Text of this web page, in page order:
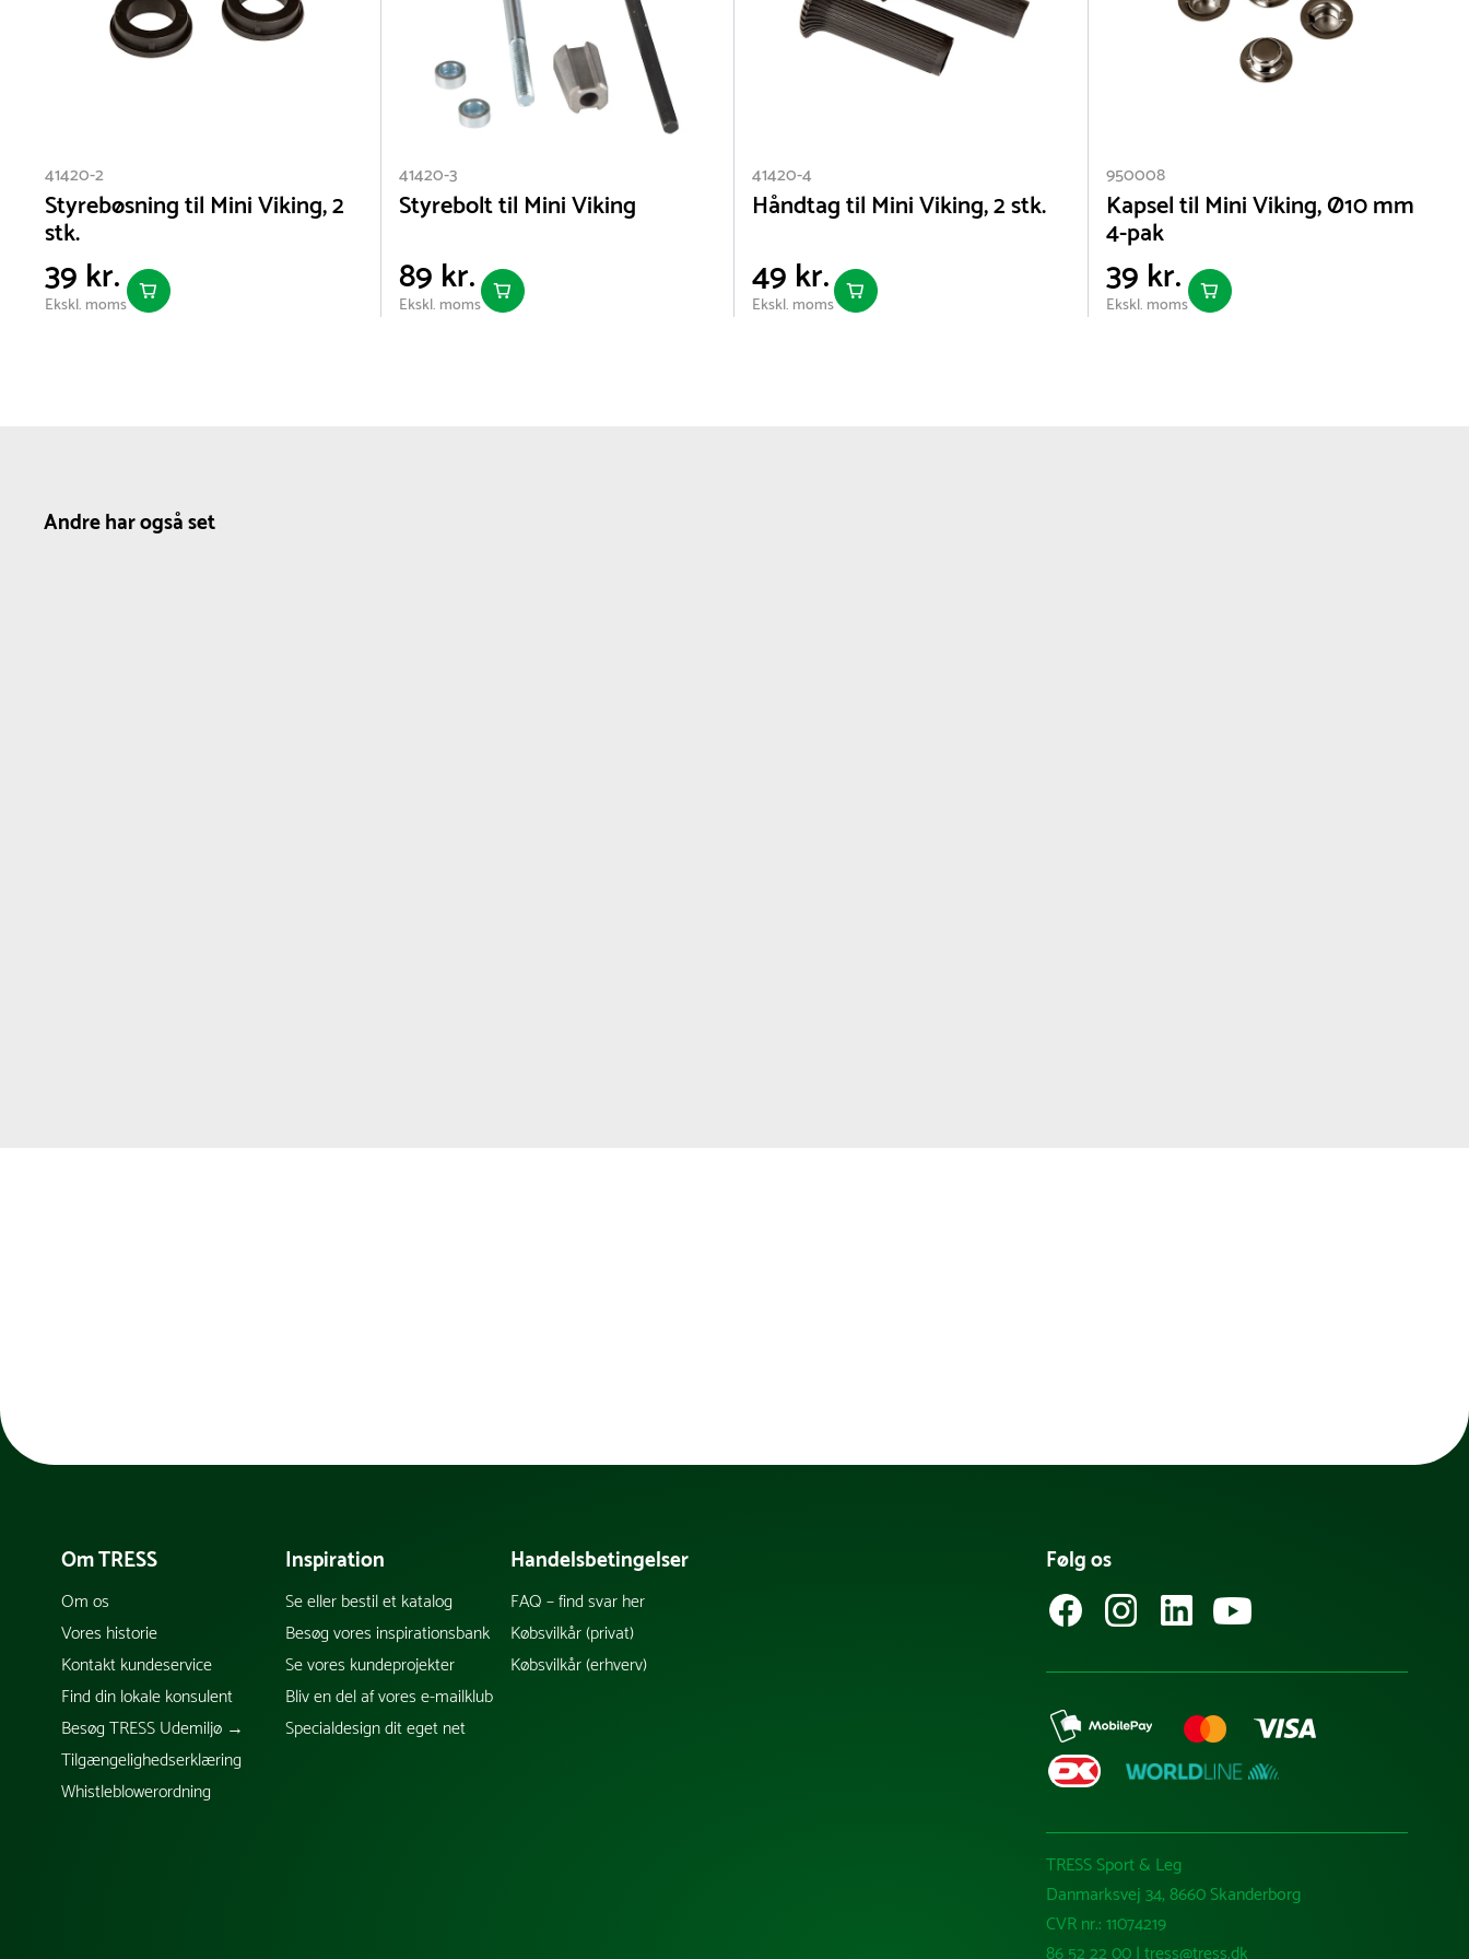
41420-2
Styrebøsning til Mini Viking, 2
stk.
39 kr.
Ekskl. moms
41420-3
Styrebolt til Mini Viking
89 kr.
Ekskl. moms
41420-4
Håndtag til Mini Viking, 2 stk.
49 kr.
Ekskl. moms
950008
Kapsel til Mini Viking, Ø10 mm
4-pak
39 kr.
Ekskl. moms
Andre har også set
Om TRESS
Om os
Vores historie
Kontakt kundeservice
Find din lokale konsulent
Besøg TRESS Udemiljø →
Tilgængelighedserklæring
Whistleblowerordning
Inspiration
Se eller bestil et katalog
Besøg vores inspirationsbank
Se vores kundeprojekter
Bliv en del af vores e-mailklub
Specialdesign dit eget net
Handelsbetingelser
FAQ – find svar her
Købsvilkår (privat)
Købsvilkår (erhverv)
Følg os
TRESS Sport & Leg
Danmarksvej 34, 8660 Skanderborg
CVR nr.: 11074219